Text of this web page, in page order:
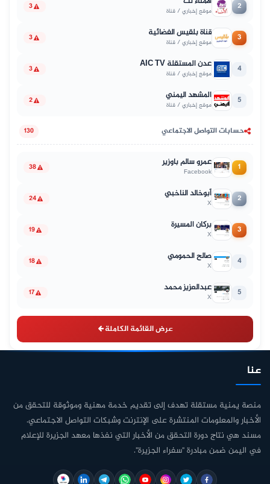
2 موقع إخباري / قناة 3
3 قناة بلقيس الفضائية
موقع إخباري / قناة 3
4 عدن المستقلة AIC TV
موقع إخباري / قناة 3
5 المشهد اليمني
موقع إخباري / قناة 2
حسابات التواصل الاجتماعي 130
1 عمرو سالم باوزير
Facebook
38
2 أبوخالد الناخبي
X
24
3 بركان المسيرة
X
19
4 صالح الحمومي
X
18
5 عبدالعزيز محمد
X
17
عرض القائمة الكاملة
عنا
منصة يمنية مستقلة تهدف إلى تقديم خدمة مهنية وموثوقة للتحقق من
الأخبار والمعلومات المنتشرة على الإنترنت وشبكات التواصل الاجتماعي.
مسند هي نتاج دورة التحقق من الأخبار التي نفذها معهد الجزيرة للإعلام
في اليمن ضمن مبادرة "سفراء الجزيرة".